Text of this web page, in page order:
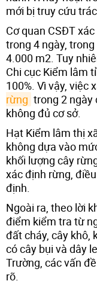
mới bị truy cứu
Cơ quan CSĐT
trong 4 ngày,
4.000 m2. Tuy
Chi cục Kiểm lâm
100%. Vì vậy, việc
rừng trong 2 ngày
không đủ cơ sở.
Hạt Kiểm lâm thị
không dựa vào
khối lượng cây
xác định rừng,
định.
Ngoài ra, theo lời
điểm kiểm tra từ
đất cháy, cây khô,
có cây bụi và dây
Trường, các vấn
rõ.